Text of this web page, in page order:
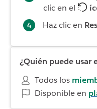
clic en el
Haz clic en
¿Quién puede usar
Todos los
Disponible en